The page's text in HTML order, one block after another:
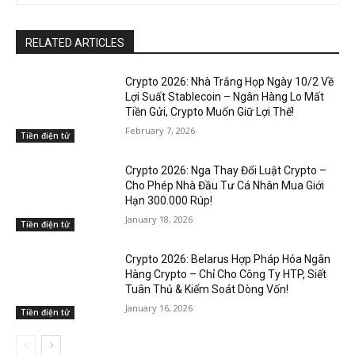
RELATED ARTICLES
Tiền điện tử
Crypto 2026: Nhà Trắng Họp Ngày 10/2 Về
Lợi Suất Stablecoin – Ngân Hàng Lo Mất
Tiền Gửi, Crypto Muốn Giữ Lợi Thế!
February 7, 2026
Tiền điện tử
Crypto 2026: Nga Thay Đổi Luật Crypto –
Cho Phép Nhà Đầu Tư Cá Nhân Mua Giới
Hạn 300.000 Rúp!
January 18, 2026
Tiền điện tử
Crypto 2026: Belarus Hợp Pháp Hóa Ngân
Hàng Crypto – Chỉ Cho Công Ty HTP, Siết
Tuân Thủ & Kiểm Soát Dòng Vốn!
January 16, 2026